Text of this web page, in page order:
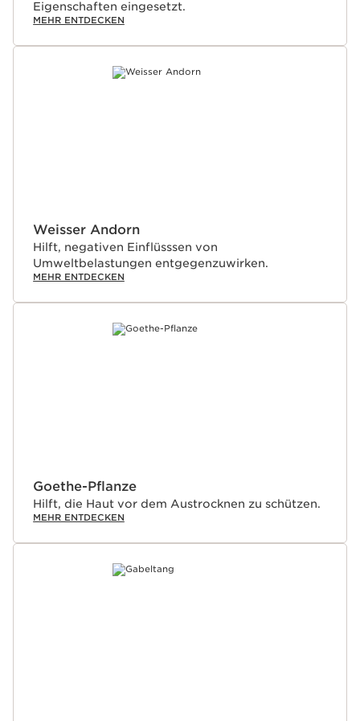
Eigenschaften eingesetzt.
MEHR ENTDECKEN
Weisser Andorn
Hilft, negativen Einflüsssen von
Umweltbelastungen entgegenzuwirken.
MEHR ENTDECKEN
Goethe-Pflanze
Hilft, die Haut vor dem Austrocknen zu schützen.
MEHR ENTDECKEN